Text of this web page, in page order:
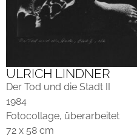
ULRICH LINDNER
Der Tod und die Stadt II
1984
Fotocollage, überarbeitet
72 x 58 cm